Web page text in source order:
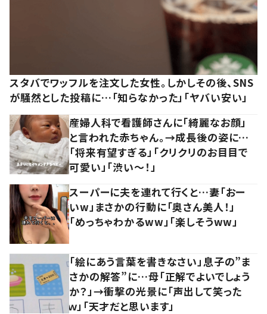
スタバでワッフルを注文した女性。しかしその後、SNS
が騒然とした投稿に…「知らなかった」「ヤバい安い」
産婦人科で看護師さんに「綺麗なお顔」
と言われた赤ちゃん。→成長後の姿に…
「将来有望すぎる」「クリクリのお目目で
可愛い」「渋い～！」
スーパーに夫を連れて行くと…妻「おー
いw」まさかの行動に「奥さん美人！」
「めっちゃわかるww」「楽しそうww」
「絵にあう言葉を書きなさい」息子の”ま
さかの解答”に…母「正解でよいでしょう
か？」→衝撃の光景に「声出して笑った
ｗ」「天才だと思います」